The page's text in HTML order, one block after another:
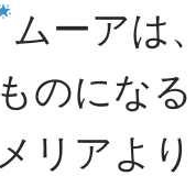
ムーアは
ものにな
メリアよ